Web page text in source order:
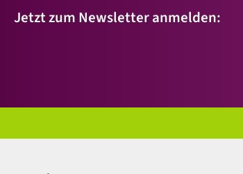
Jetzt zum Newsletter anmelden: